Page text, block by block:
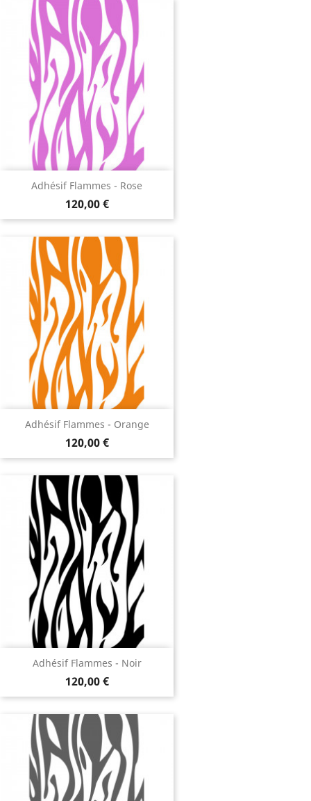
Adhésif Flammes - Rose
120,00 €
Adhésif Flammes - Orange
120,00 €
Adhésif Flammes - Noir
120,00 €